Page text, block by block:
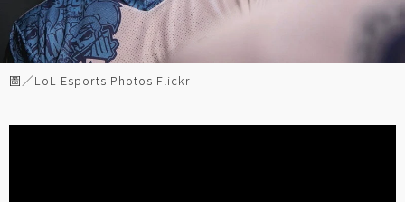
圖／LoL Esports Photos Flickr